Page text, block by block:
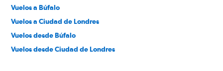
Vuelos a Búfalo
Vuelos a Ciudad de Londres
Vuelos desde Búfalo
Vuelos desde Ciudad de Londres